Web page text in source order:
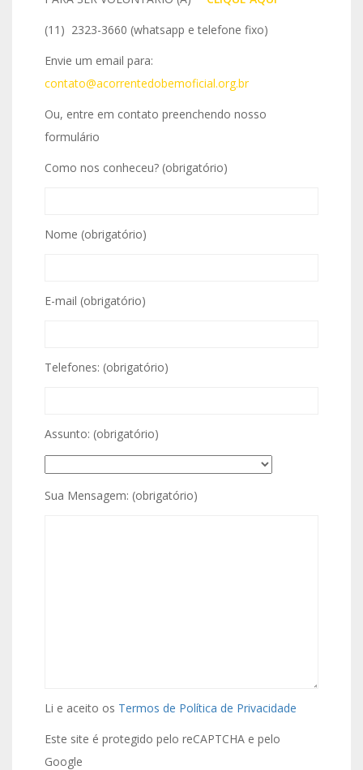
(11) 2323-3660 (whatsapp e telefone fixo)
Envie um email para:
contato@acorrentedobemoficial.org.br
Ou, entre em contato preenchendo nosso
formulário
Como nos conheceu? (obrigatório)
Nome (obrigatório)
E-mail (obrigatório)
Telefones: (obrigatório)
Assunto: (obrigatório)
Sua Mensagem: (obrigatório)
Li e aceito os Termos de Política de Privacidade
Este site é protegido pelo reCAPTCHA e pelo
Google